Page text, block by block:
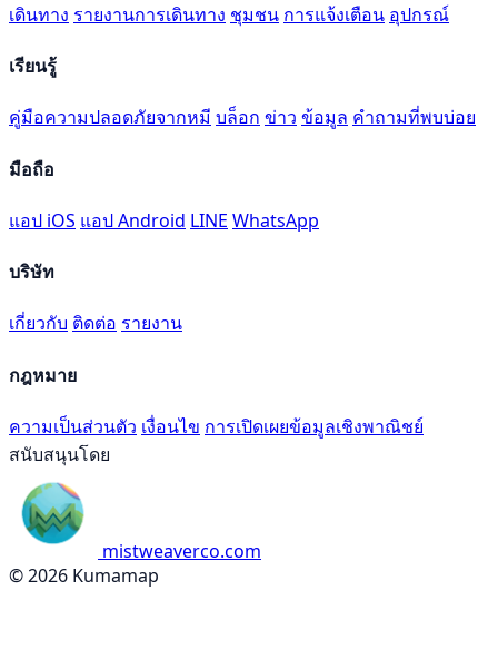
เดินทาง รายงานการเดินทาง ชุมชน การแจ้งเตือน อุปกรณ์
เรียนรู้
คู่มือความปลอดภัยจากหมี บล็อก ข่าว ข้อมูล คำถามที่พบบ่อย
มือถือ
แอป iOS แอป Android LINE WhatsApp
บริษัท
เกี่ยวกับ ติดต่อ รายงาน
กฎหมาย
ความเป็นส่วนตัว เงื่อนไข การเปิดเผยข้อมูลเชิงพาณิชย์
สนับสนุนโดย
mistweaverco.com
© 2026 Kumamap